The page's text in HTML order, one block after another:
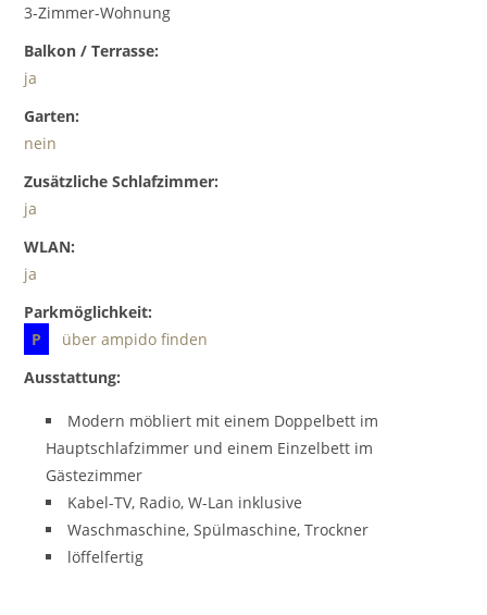
3-Zimmer-Wohnung
Balkon / Terrasse:
ja
Garten:
nein
Zusätzliche Schlafzimmer:
ja
WLAN:
ja
Parkmöglichkeit:
P
über ampido finden
Ausstattung:
Modern möbliert mit einem Doppelbett im
Hauptschlafzimmer und einem Einzelbett im
Gästezimmer
Kabel-TV, Radio, W-Lan inklusive
Waschmaschine, Spülmaschine, Trockner
löffelfertig